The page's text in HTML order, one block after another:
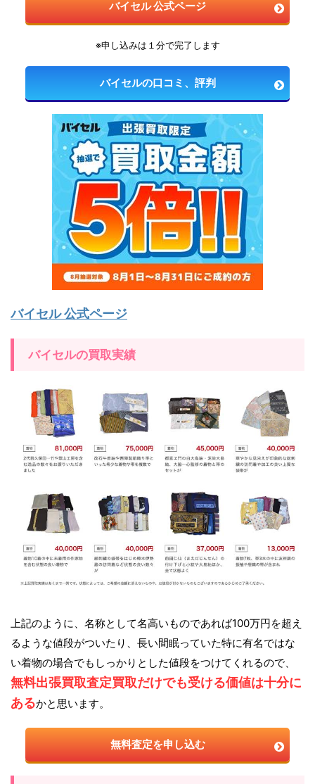
バイセル 公式ページ
※申し込みは１分で完了します
バイセルの口コミ、評判
バイセル 公式ページ
バイセルの買取実績
上記のように、名称として名高いものであれば100万円を超え
るような値段がついたり、長い間眠っていた特に有名ではな
い着物の場合でもしっかりとした値段をつけてくれるので、
無料出張買取査定買取だけでも受ける価値は十分に
あるかと思います。
無料査定を申し込む